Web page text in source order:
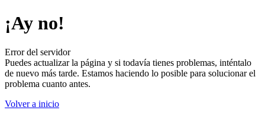
¡Ay no!
Error del servidor
Puedes actualizar la página y si todavía tienes problemas, inténtalo
de nuevo más tarde. Estamos haciendo lo posible para solucionar el
problema cuanto antes.
Volver a inicio